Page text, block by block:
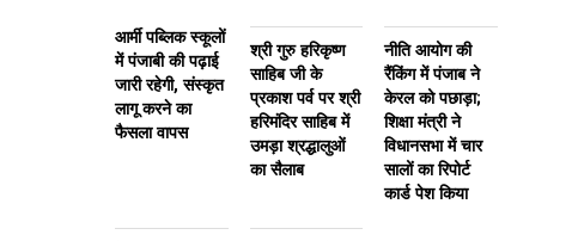
आर्मी पब्लिक स्कूलों
में पंजाबी की पढ़ाई
जारी रहेगी, संस्कृत
लागू करने का
फैसला वापस
श्री गुरु हरिकृष्ण
साहिब जी के
प्रकाश पर्व पर श्री
हरिमंदिर साहिब में
उमड़ा श्रद्धालुओं
का सैलाब
नीति आयोग की
रैंकिंग में पंजाब ने
केरल को पछाड़ा;
शिक्षा मंत्री ने
विधानसभा में चार
सालों का रिपोर्ट
कार्ड पेश किया